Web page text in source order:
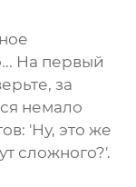
... На первый
за
немало
'Ну, это же
сложного?'.